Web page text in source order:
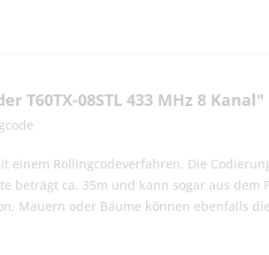
T60TX-08STL 433 MHz 8 Kanal"
einem Rollingcodeverfahren. Die
beträgt ca. 35m und kann sogar aus
Mauern oder Bäume können ebenfalls